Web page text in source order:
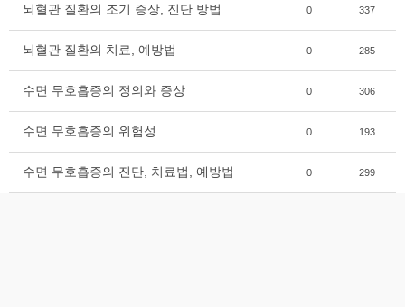
뇌혈관 질환의 조기 증상, 진단 방법 0 337
뇌혈관 질환의 치료, 예방법 0 285
수면 무호흡증의 정의와 증상 0 306
수면 무호흡증의 위험성 0 193
수면 무호흡증의 진단, 치료법, 예방법 0 299